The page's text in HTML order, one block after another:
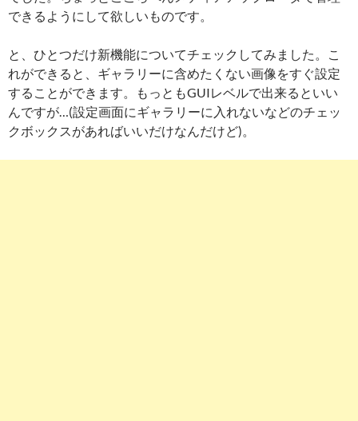
できるようにして欲しいものです。
と、ひとつだけ新機能についてチェックしてみました。こ
れができると、ギャラリーに含めたくない画像をすぐ設定
することができます。もっともGUIレベルで出来るといい
んですが…(設定画面にギャラリーに入れないなどのチェッ
クボックスがあればいいだけなんだけど)。